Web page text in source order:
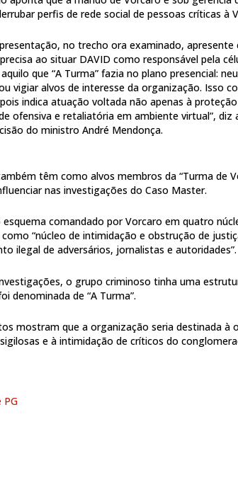
perfis de rede social de pessoas críticas à
no trecho ora examinado,
ao situar DAVID como responsável pela
que “A Turma” fazia no plano presencial:
vigiar alvos de interesse da organização. Isso
indica atuação voltada não apenas à
ofensiva e retaliatória em ambiente virtual”, diz
do ministro André Mendonça.
têm como alvos membros da “Turma de
nas investigações do Caso Master.
esquema comandado por Vorcaro em quatro
“núcleo de intimidação e obstrução de
ilegal de adversários, jornalistas e autoridades”.
o grupo criminoso tinha uma
denominada de “A Turma”.
mostram que a organização seria destinada à
e à intimidação de críticos do
PG